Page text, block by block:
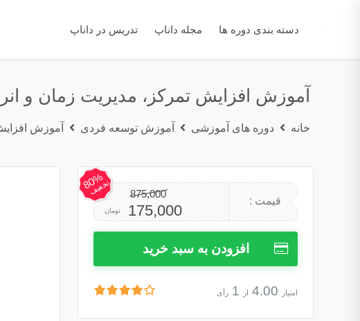
دسته بندی دوره ها مجله داناپ تدریس در داناپ
آموزش افزایش تمرکز، مدیریت زمان و
خانه دوره های آموزشی آموزش توسعه فردی آموزش
قیمت :
875,000قیمت
اصلی:
875,000 تومان
175,000 تومان
قیمت
فعلی:
175,000 تومان.
80%
تخفیف
افزودن به سبد خرید
امتیاز 4.00 از 1 رأی